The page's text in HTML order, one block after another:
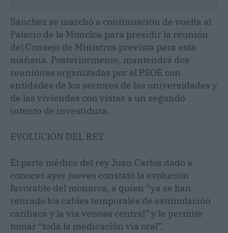
Sánchez se marchó a continuación de vuelta al
Palacio de la Moncloa para presidir la reunión
del Consejo de Ministros prevista para esta
mañana. Posteriormente, mantendrá dos
reuniones organizadas por el PSOE con
entidades de los sectores de las universidades y
de las viviendas con vistas a un segundo
intento de investidura.
EVOLUCIÓN DEL REY
El parte médico del rey Juan Carlos dado a
conocer ayer jueves constató la evolución
favorable del monarca, a quien “ya se han
retirado los cables temporales de estimulación
cardiaca y la vía venosa central” y le permite
tomar “toda la medicación vía oral”.